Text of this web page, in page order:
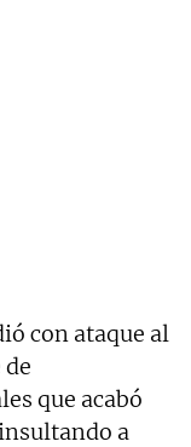
con ataque al
que acabó
a